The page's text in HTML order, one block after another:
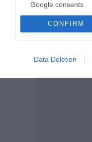
Google consents
CONFIRM
Data Deletion